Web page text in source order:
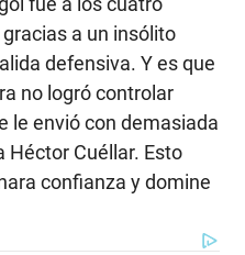
a un insólito
defensiva. Y es que
no logró controlar
le envió con demasiada
Cuéllar. Esto
confianza y domine